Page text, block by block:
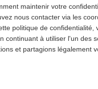
maintenir votre
nous contacter via les
politique de confidentialité,
continuant à utiliser l'un des
et partagions légalement